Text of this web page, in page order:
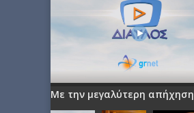
Με την μεγαλύτερη απήχηση